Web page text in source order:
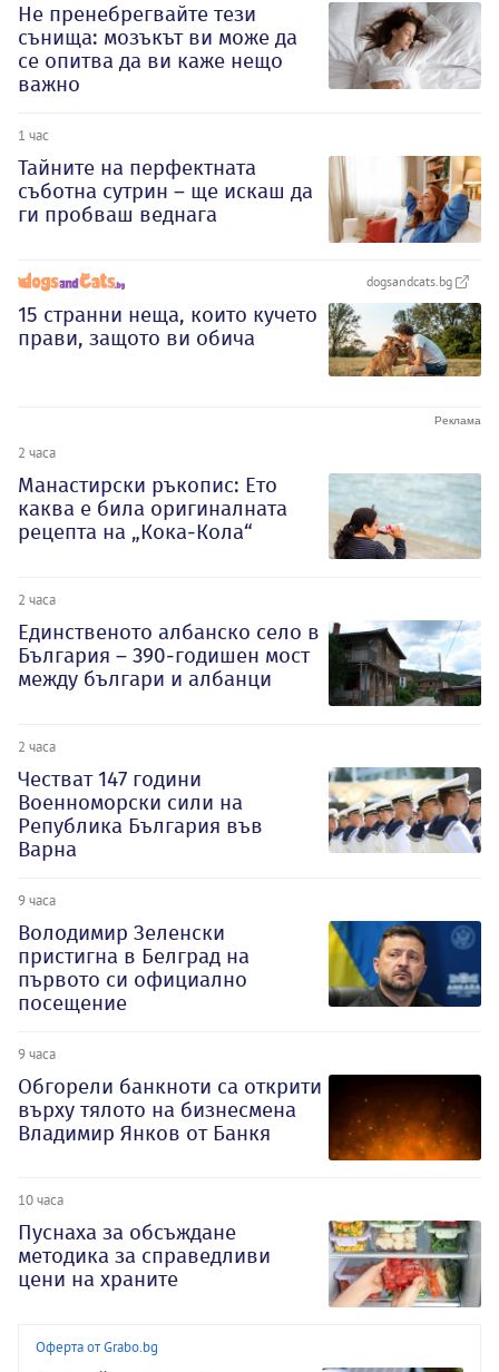
Не пренебрегвайте тези
сънища: мозъкът ви може да
се опитва да ви каже нещо
важно
1 час
Тайните на перфектната
съботна сутрин – ще искаш да
ги пробваш веднага
dogsandcats.bg
15 странни неща, които кучето
прави, защото ви обича
2 часа
Манастирски ръкопис: Ето
каква е била оригиналната
рецепта на „Кока-Кола“
2 часа
Единственото албанско село в
България – 390-годишен мост
между българи и албанци
2 часа
Честват 147 години
Военноморски сили на
Република България във
Варна
9 часа
Володимир Зеленски
пристигна в Белград на
първото си официално
посещение
9 часа
Обгорели банкноти са открити
върху тялото на бизнесмена
Владимир Янков от Банкя
10 часа
Пуснаха за обсъждане
методика за справедливи
цени на храните
Оферта от Grabo.bg